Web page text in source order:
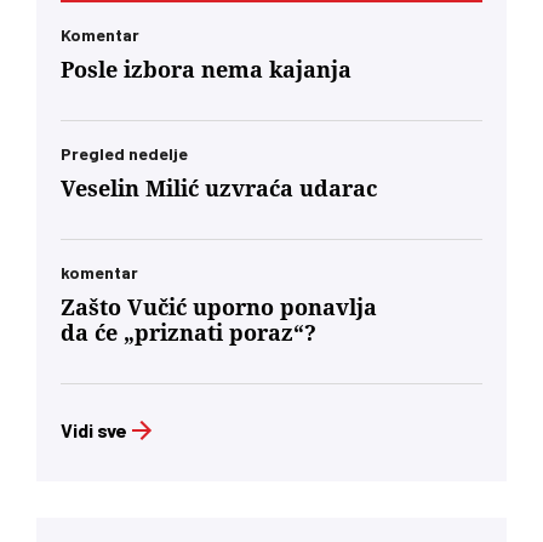
Komentar
Posle izbora nema kajanja
Pregled nedelje
Veselin Milić uzvraća udarac
komentar
Zašto Vučić uporno ponavlja
da će „priznati poraz“?
Vidi sve